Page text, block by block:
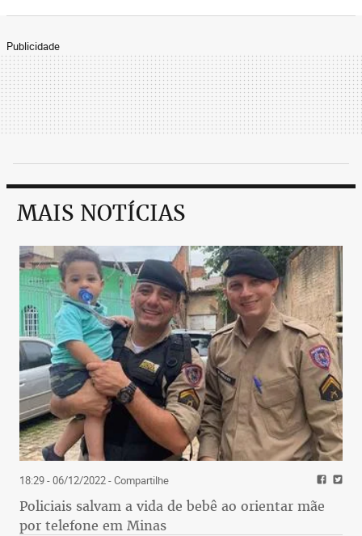
Publicidade
MAIS NOTÍCIAS
18:29 - 06/12/2022- Compartilhe
Policiais salvam a vida de bebê ao orientar mãe
por telefone em Minas